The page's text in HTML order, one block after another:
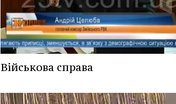
Військова справа